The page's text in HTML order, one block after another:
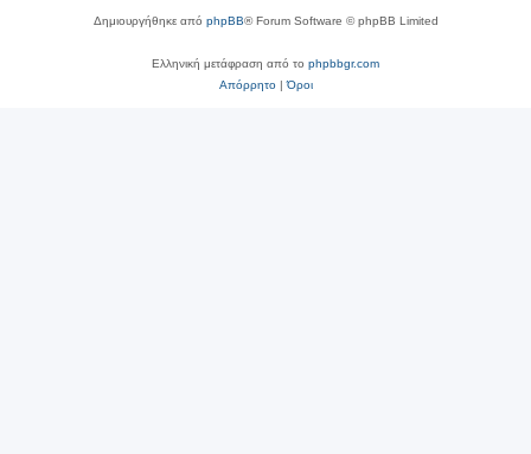
Δημιουργήθηκε από phpBB® Forum Software © phpBB Limited
Ελληνική μετάφραση από το phpbbgr.com
Απόρρητο|Όροι